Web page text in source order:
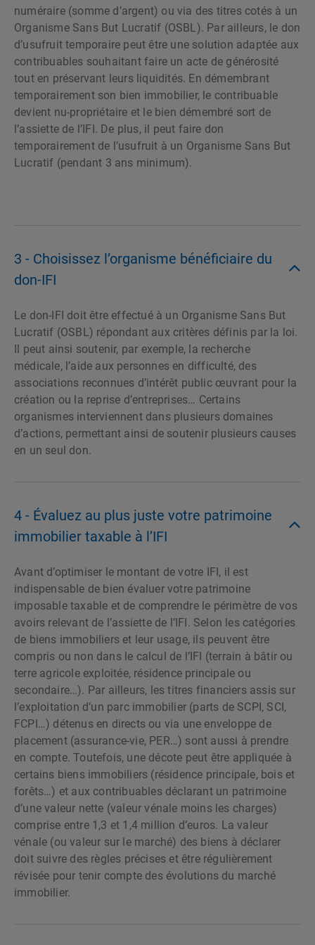
numéraire (somme d’argent) ou via des titres cotés à un
Organisme Sans But Lucratif (OSBL). Par ailleurs, le don
d’usufruit temporaire peut être une solution adaptée aux
contribuables souhaitant faire un acte de générosité
tout en préservant leurs liquidités. En démembrant
temporairement son bien immobilier, le contribuable
devient nu-propriétaire et le bien démembré sort de
l’assiette de l’IFI. De plus, il peut faire don
temporairement de l’usufruit à un Organisme Sans But
Lucratif (pendant 3 ans minimum).
3 - Choisissez l’organisme bénéficiaire du
don-IFI
Le don-IFI doit être effectué à un Organisme Sans But
Lucratif (OSBL) répondant aux critères définis par la loi.
Il peut ainsi soutenir, par exemple, la recherche
médicale, l’aide aux personnes en difficulté, des
associations reconnues d’intérêt public œuvrant pour la
création ou la reprise d’entreprises… Certains
organismes interviennent dans plusieurs domaines
d’actions, permettant ainsi de soutenir plusieurs causes
en un seul don.
4 - Évaluez au plus juste votre patrimoine
immobilier taxable à l’IFI
Avant d’optimiser le montant de votre IFI, il est
indispensable de bien évaluer votre patrimoine
imposable taxable et de comprendre le périmètre de vos
avoirs relevant de l’assiette de l’IFI. Selon les catégories
de biens immobiliers et leur usage, ils peuvent être
compris ou non dans le calcul de l’IFI (terrain à bâtir ou
terre agricole exploitée, résidence principale ou
secondaire…). Par ailleurs, les titres financiers assis sur
l’exploitation d’un parc immobilier (parts de SCPI, SCI,
FCPI…) détenus en directs ou via une enveloppe de
placement (assurance-vie, PER…) sont aussi à prendre
en compte. Toutefois, une décote peut être appliquée à
certains biens immobiliers (résidence principale, bois et
forêts…) et aux contribuables déclarant un patrimoine
d’une valeur nette (valeur vénale moins les charges)
comprise entre 1,3 et 1,4 million d’euros. La valeur
vénale (ou valeur sur le marché) des biens à déclarer
doit suivre des règles précises et être régulièrement
révisée pour tenir compte des évolutions du marché
immobilier.